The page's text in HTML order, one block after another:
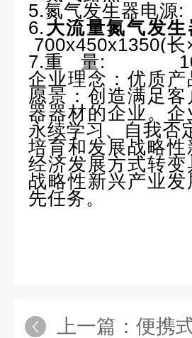
5.氮气发生器电
6. 大流量氮气发
700x450x1350(
7.重 量:
企业理念：优质
愿景：创造满足
器器材的企业。
永续学习、自我否
培育和发展战略
经济发展方式转
战略性新兴产业
先任务。
上一篇： 便携